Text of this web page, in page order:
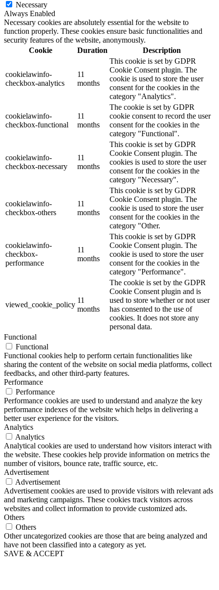
Necessary
Always Enabled
Necessary cookies are absolutely essential for the website to
function properly. These cookies ensure basic functionalities and
security features of the website, anonymously.
Cookie
Duration Description
cookielawinfo-
checkbox-analytics
11
months
This cookie is set by GDPR
Cookie Consent plugin. The
cookie is used to store the user
consent for the cookies in the
category "Analytics".
cookielawinfo-
checkbox-functional
11
months
The cookie is set by GDPR
cookie consent to record the user
consent for the cookies in the
category "Functional".
cookielawinfo-
checkbox-necessary
11
months
This cookie is set by GDPR
Cookie Consent plugin. The
cookies is used to store the user
consent for the cookies in the
category "Necessary".
cookielawinfo-
checkbox-others
11
months
This cookie is set by GDPR
Cookie Consent plugin. The
cookie is used to store the user
consent for the cookies in the
category "Other.
cookielawinfo-
checkbox-
performance
11
months
This cookie is set by GDPR
Cookie Consent plugin. The
cookie is used to store the user
consent for the cookies in the
category "Performance".
viewed_cookie_policy
11
months
The cookie is set by the GDPR
Cookie Consent plugin and is
used to store whether or not user
has consented to the use of
cookies. It does not store any
personal data.
Functional
Functional
Functional cookies help to perform certain functionalities like
sharing the content of the website on social media platforms, collect
feedbacks, and other third-party features.
Performance
Performance
Performance cookies are used to understand and analyze the key
performance indexes of the website which helps in delivering a
better user experience for the visitors.
Analytics
Analytics
Analytical cookies are used to understand how visitors interact with
the website. These cookies help provide information on metrics the
number of visitors, bounce rate, traffic source, etc.
Advertisement
Advertisement
Advertisement cookies are used to provide visitors with relevant ads
and marketing campaigns. These cookies track visitors across
websites and collect information to provide customized ads.
Others
Others
Other uncategorized cookies are those that are being analyzed and
have not been classified into a category as yet.
SAVE & ACCEPT